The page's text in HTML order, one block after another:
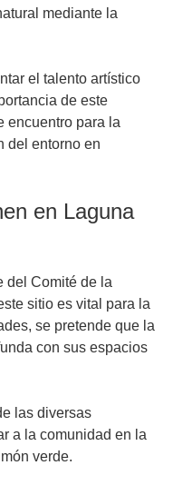
mediante la
el talento artístico
de este
encuentro para la
del entorno en
en Laguna
del Comité de la
sitio es vital para la
se pretende que la
con sus espacios
las diversas
a la comunidad en la
verde.